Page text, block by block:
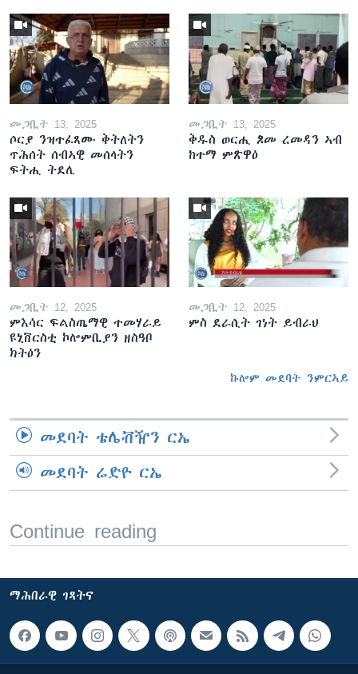
መጋቢት 13, 2025
ሶርያ ንዝተፈጸሙ ቅትለትን
ጥሕሰት ሰብኣዊ መሰላትን
ፍትሒ ትደሊ
መጋቢት 13, 2025
ቅዱስ ወርሒ ጾመ ረመዳን ኣብ
ከተማ ምጽዋዕ
መጋቢት 12, 2025
ምእሳር ፍልስጤማዊ ተመሃራይ
ዩኒቨርስቲ ኮሎምቢያን ዘስዓቦ
ክትዕን
መጋቢት 12, 2025
ምስ ደራሲት ገነት ይብራህ
ኩሎም መደባት ንምርኣይ
መደባት ቴሌቭዥን ርኤ
መደባት ሬድዮ ርኤ
Continue reading
ማሕበራዊ ገጻትና